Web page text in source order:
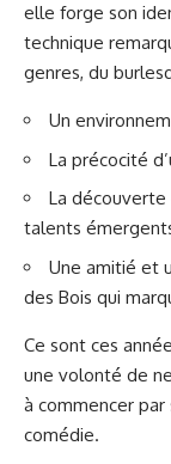
elle forge son
technique
genres, du
Un
La précocité
La découverte
talents
Une amitié et
des Bois qui
Ce sont ces
une volonté de
à commencer par
comédie.